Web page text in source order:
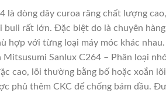
là dòng dây curoa răng chất lượng
rất lớn. Đặc biệt do là chuyên
hợp với từng loại máy móc khác nhau.
Sanlux C264 – Phân loại
cao, lõi thường bằng bố hoặc xoắn
phủ thêm CKC để chống bám dầu.